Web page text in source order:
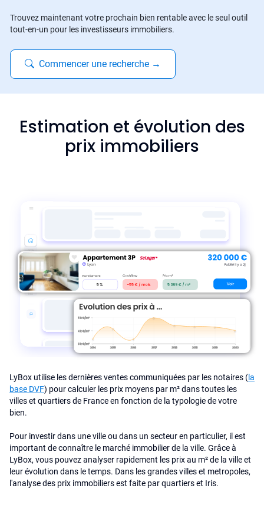
Trouvez maintenant votre prochain bien rentable avec le seul outil
tout-en-un pour les investisseurs immobiliers.
Commencer une recherche →
Estimation et évolution des
prix immobiliers
LyBox utilise les dernières ventes communiquées par les notaires (la
base DVF) pour calculer les prix moyens par m² dans toutes les
villes et quartiers de France en fonction de la typologie de votre
bien.
Pour investir dans une ville ou dans un secteur en particulier, il est
important de connaître le marché immobilier de la ville. Grâce à
LyBox, vous pouvez analyser rapidement les prix au m² de la ville et
leur évolution dans le temps. Dans les grandes villes et metropoles,
l'analyse des prix immobiliers est faite par quartiers et Iris.